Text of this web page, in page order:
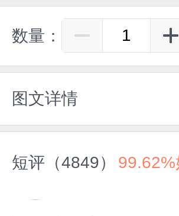
数量：
图文详情
短评（4849） 99.62%